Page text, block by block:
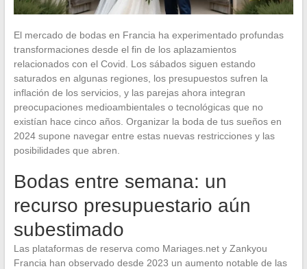
El mercado de bodas en Francia ha experimentado profundas
transformaciones desde el fin de los aplazamientos
relacionados con el Covid. Los sábados siguen estando
saturados en algunas regiones, los presupuestos sufren la
inflación de los servicios, y las parejas ahora integran
preocupaciones medioambientales o tecnológicas que no
existían hace cinco años. Organizar la boda de tus sueños en
2024 supone navegar entre estas nuevas restricciones y las
posibilidades que abren.
Bodas entre semana: un
recurso presupuestario aún
subestimado
Las plataformas de reserva como Mariages.net y Zankyou
Francia han observado desde 2023 un aumento notable de las